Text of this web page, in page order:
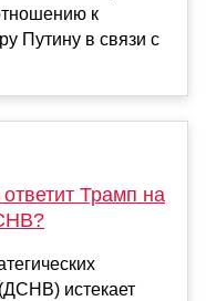
к
Путину в связи с
Трамп на
истекает